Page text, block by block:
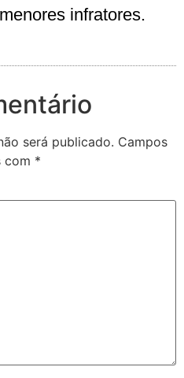
infratores.
será publicado. Campos
com *